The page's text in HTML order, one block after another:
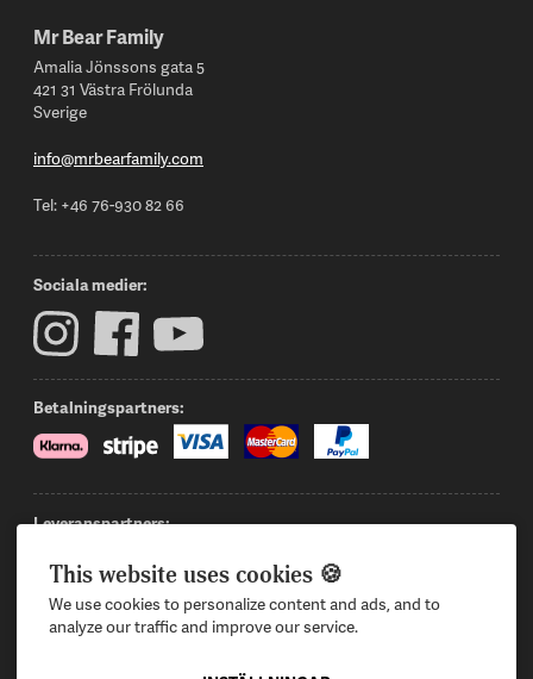
This website uses cookies 🍪
We use cookies to personalize content and ads, and to
analyze our traffic and improve our service.
Footer
Mr Bear Family
Amalia Jönssons gata 5
421 31 Västra Frölunda
Sverige
info@mrbearfamily.com
Tel: +46 76-930 82 66
Sociala medier:
Betalningspartners:
Leveranspartners:
Logga in
Intresserad av att bli återförsäljare?